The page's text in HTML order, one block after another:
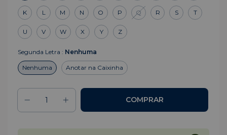
K L M N O P Q R S T
U V W X Y Z
Segunda Letra : Nenhuma
Nenhuma Anotar na Caixinha